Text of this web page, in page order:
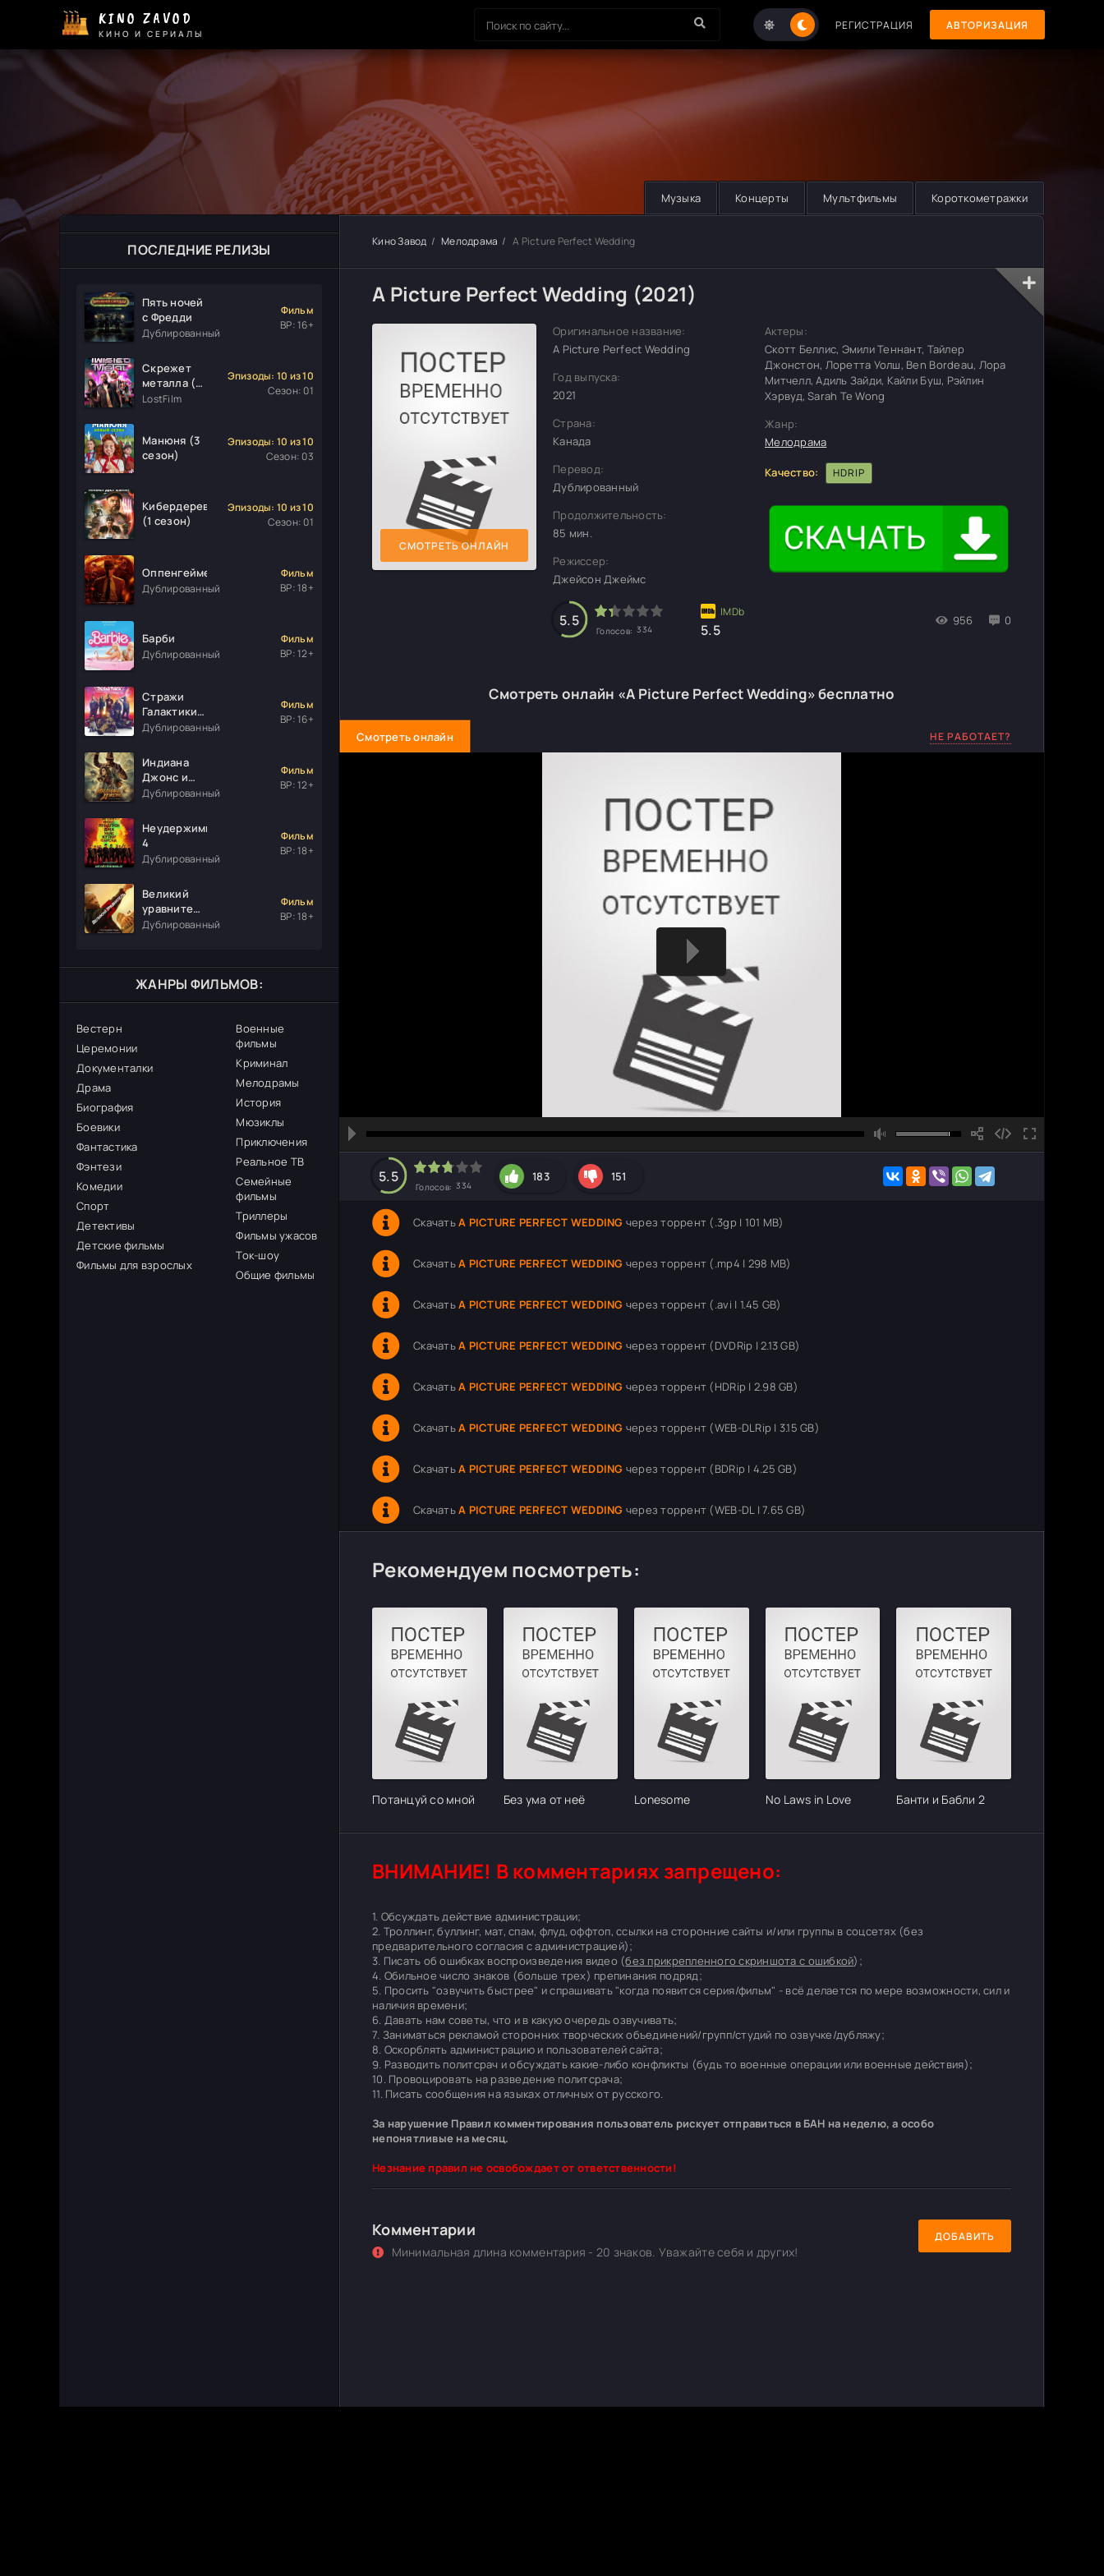
KINO ZAVOD
КИНО И СЕРИАЛЫ
РЕГИСТРАЦИЯ АВТОРИЗАЦИЯ
Музыка Концерты Мультфильмы Короткометражки
ПОСЛЕДНИЕ РЕЛИЗЫ
Пять ночей
с Фредди
Дублированный
Фильм
ВР: 16+
Скрежет
металла (1
сезон)
LostFilm
Эпизоды: 10 из 10
Сезон: 01
Манюня (3
сезон)
Эпизоды: 10 из 10
Сезон: 03
Кибердеревня
(1 сезон)
Эпизоды: 10 из 10
Сезон: 01
Оппенгеймер
Дублированный
Фильм
ВР: 18+
Барби
Дублированный
Фильм
ВР: 12+
Стражи
Галактики.
Часть 3
Дублированный
Фильм
ВР: 16+
Индиана
Джонс и
колесо
Дублированный
Фильм
ВР: 12+
Неудержимые
4
Дублированный
Фильм
ВР: 18+
Великий
уравнитель
3
Дублированный
Фильм
ВР: 18+
ЖАНРЫ ФИЛЬМОВ:
Вестерн
Церемонии
Документалки
Драма
Биография
Боевики
Фантастика
Фэнтези
Комедии
Спорт
Детективы
Детские фильмы
Фильмы для взрослых
Военные
фильмы
Криминал
Мелодрамы
История
Мюзиклы
Приключения
Реальное ТВ
Семейные
фильмы
Триллеры
Фильмы ужасов
Ток-шоу
Общие фильмы
Кино Завод Мелодрама A Picture Perfect Wedding
A Picture Perfect Wedding (2021)
СМОТРЕТЬ ОНЛАЙН
Оригинальное название:
A Picture Perfect Wedding
Год выпуска:
2021
Страна:
Канада
Перевод:
Дублированный
Продолжительность:
85 мин.
Режиссер:
Джейсон Джеймс
5.5
Голосов: 334 5.5
956 0
Актеры:
Скотт Беллис, Эмили Теннант, Тайлер
Джонстон, Лоретта Уолш, Ben Bordeau, Лора
Митчелл, Адиль Зайди, Кайли Буш, Рэйлин
Хэрвуд, Sarah Te Wong
Жанр:
Мелодрама
Качество: HDRIP
Смотреть онлайн «A Picture Perfect Wedding» бесплатно
Смотреть онлайн НЕ РАБОТАЕТ?
hd2160
hd1440
highres
hd1080
hd720
large
medium
small
tiny
5.5
Голосов: 334
183 151
СкачатьA PICTURE PERFECT WEDDING через торрент (.3gp | 101 MB)
СкачатьA PICTURE PERFECT WEDDING через торрент (.mp4 | 298 MB)
СкачатьA PICTURE PERFECT WEDDING через торрент (.avi | 1.45 GB)
СкачатьA PICTURE PERFECT WEDDING через торрент (DVDRip | 2.13 GB)
СкачатьA PICTURE PERFECT WEDDING через торрент (HDRip | 2.98 GB)
СкачатьA PICTURE PERFECT WEDDING через торрент (WEB-DLRip | 3.15 GB)
СкачатьA PICTURE PERFECT WEDDING через торрент (BDRip | 4.25 GB)
СкачатьA PICTURE PERFECT WEDDING через торрент (WEB-DL | 7.65 GB)
Рекомендуем посмотреть:
Потанцуй со мной Без ума от неё Lonesome No Laws in Love Банти и Бабли 2
ВНИМАНИЕ! В комментариях запрещено:
1. Обсуждать действие администрации;
2. Троллинг, буллинг, мат, спам, флуд, оффтоп, ссылки на сторонние сайты и/или группы в соцсетях (без
предварительного согласия с администрацией);
3. Писать об ошибках воспроизведения видео (без прикрепленного скриншота с ошибкой);
4. Обильное число знаков (больше трех) препинания подряд;
5. Просить "озвучить быстрее" и спрашивать "когда появится серия/фильм" - всё делается по мере возможности, сил и
наличия времени;
6. Давать нам советы, что и в какую очередь озвучивать;
7. Заниматься рекламой сторонних творческих объединений/групп/студий по озвучке/дубляжу;
8. Оскорблять администрацию и пользователей сайта;
9. Разводить политсрач и обсуждать какие-либо конфликты (будь то военные операции или военные действия);
10. Провоцировать на разведение политсрача;
11. Писать сообщения на языках отличных от русского.
За нарушение Правил комментирования пользователь рискует отправиться в БАН на неделю, а особо
непонятливые на месяц.
Незнание правил не освобождает от ответственности!
Комментарии
Минимальная длина комментария - 20 знаков. Уважайте себя и других!
ДОБАВИТЬ